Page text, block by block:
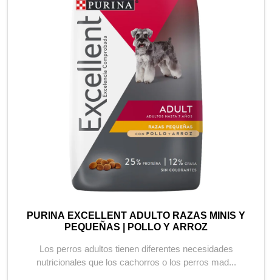
PURINA EXCELLENT ADULTO RAZAS MINIS Y
PEQUEÑAS | POLLO Y ARROZ
Los perros adultos tienen diferentes necesidades
nutricionales que los cachorros o los perros mad...